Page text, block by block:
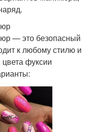
— это безопасный
к любому стилю и
фуксии